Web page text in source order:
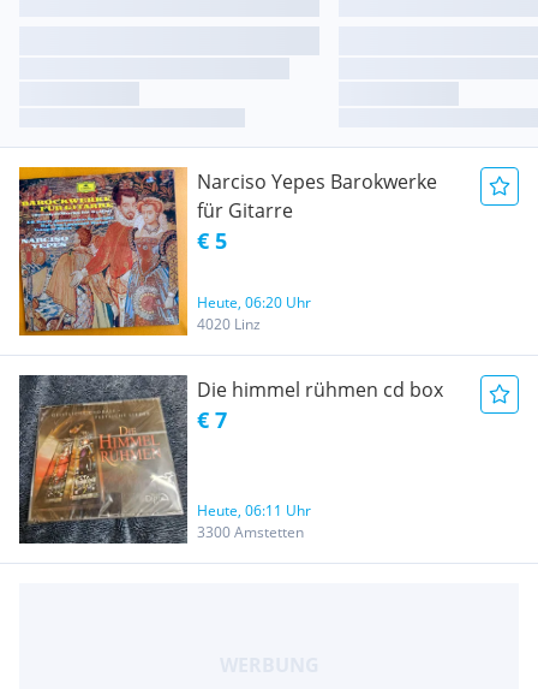
Narciso Yepes Barokwerke
für Gitarre
€ 5
Heute, 06:20 Uhr
4020 Linz
Die himmel rühmen cd box
€ 7
Heute, 06:11 Uhr
3300 Amstetten